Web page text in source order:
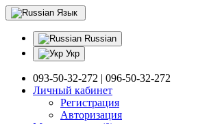
Язык
Russian
Укр
093-50-32-272 | 096-50-32-272
Личный кабинет
Регистрация
Авторизация